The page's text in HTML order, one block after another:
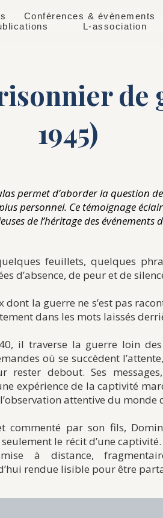
Conférences & évènements
L-association
de
1945)
permet d’aborder la question
personnel. Ce témoignage
de l’héritage des événements
feuillets, quelques
d’absence, de peur et de
dont la guerre ne s’est pas
dans les mots laissés
il traverse la guerre loin
où se succèdent
rester debout. Ses
expérience de la captivité
attentive du monde
commenté par son fils,
le récit d’une captivité.
à distance,
rendue lisible pour être